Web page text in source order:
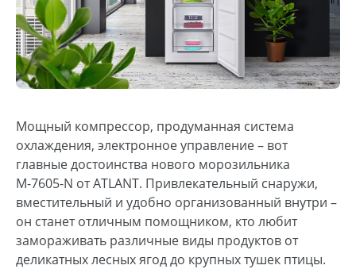
Мощный компрессор, продуманная система
охлаждения, электронное управление – вот
главные достоинства нового морозильника
М-7605-N от ATLANT. Привлекательный снаружи,
вместительный и удобно организованный внутри –
он станет отличным помощником, кто любит
замораживать различные виды продуктов от
деликатных лесных ягод до крупных тушек птицы.